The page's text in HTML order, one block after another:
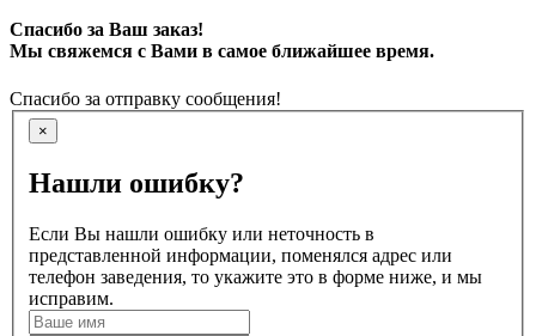
Спасибо за Ваш заказ!
Мы свяжемся с Вами в самое ближайшее время.
Спасибо за отправку сообщения!
×
Нашли ошибку?
Если Вы нашли ошибку или неточность в
представленной информации, поменялся адрес или
телефон заведения, то укажите это в форме ниже, и мы
исправим.